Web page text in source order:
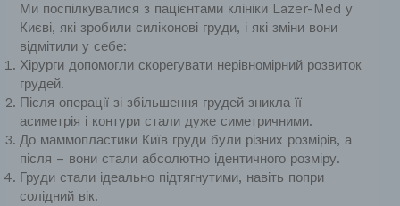
Ми поспілкувалися з пацієнтами клініки Lazer-Med у
Києві, які зробили силіконові груди, і які зміни вони
відмітили у себе:
Хірурги допомогли скорегувати нерівномірний розвиток
грудей.
Після операції зі збільшення грудей зникла її
асиметрія і контури стали дуже симетричними.
До маммопластики Київ груди були різних розмірів, а
після – вони стали абсолютно ідентичного розміру.
Груди стали ідеально підтягнутими, навіть попри
солідний вік.